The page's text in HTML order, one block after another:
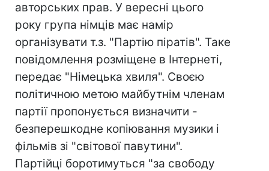
авторських прав. У вересні цього
року група німців має намір
організувати т.з. "Партію піратів". Таке
повідомлення розміщене в Інтернеті,
передає "Німецька хвиля". Своєю
політичною метою майбутнім членам
партії пропонується визначити -
безперешкодне копіювання музики і
фільмів зі "світової павутини".
Партійці боротимуться "за свободу